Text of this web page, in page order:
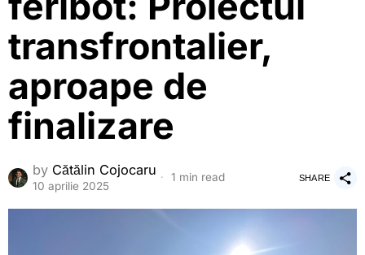
transfrontalier,
aproape de
finalizare
by Cătălin Cojocaru
10 aprilie 2025
1 min read SHARE